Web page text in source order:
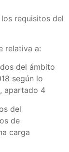
requisitos del
relativa a:
del ámbito
según lo
apartado 4
del
de
carga